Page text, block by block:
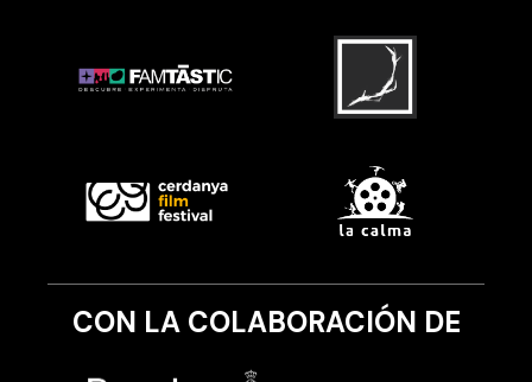
CON LA COLABORACIÓN DE